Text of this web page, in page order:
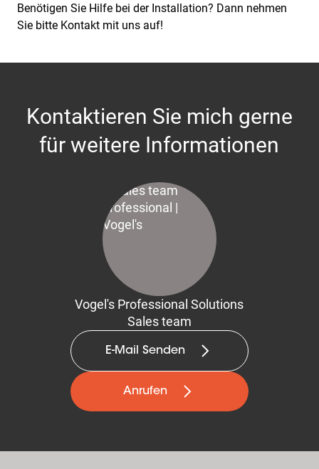
Benötigen Sie Hilfe bei der Installation? Dann nehmen
Sie bitte Kontakt mit uns auf!
Kontaktieren Sie mich gerne
für weitere Informationen
Vogel's Professional Solutions
Sales team
E-Mail Senden
Anrufen